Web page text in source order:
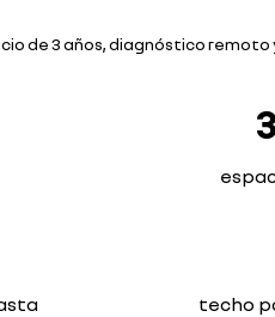
de 3 años, diagnóstico
techo